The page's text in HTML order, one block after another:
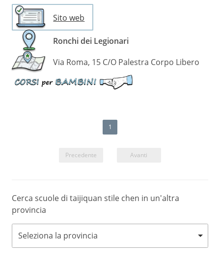
Sito web
Ronchi dei Legionari
Via Roma, 15 C/O Palestra Corpo Libero
Disponibili
1
Precedente Avanti
Cerca scuole di taijiquan stile chen in un'altra
provincia
Seleziona la provincia